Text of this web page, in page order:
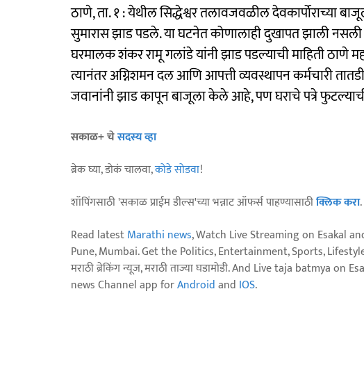
ठाणे, ता. १ : येथील सिद्धेश्वर तलावजवळील देवकार्पोराच्या
सुमारास झाड पडले. या घटनेत कोणालाही दुखापत झाली नसली
घरमालक शंकर रामू गलांडे यांनी झाड पडल्याची माहिती ठाणे
त्यानंतर अग्निशमन दल आणि आपत्ती व्यवस्थापन कर्मचारी
जवानांनी झाड कापून बाजूला केले आहे, पण घराचे पत्रे फुटल्याची
सकाळ+ चेसदस्य व्हा
ब्रेक घ्या, डोकं चालवा,कोडे सोडवा!
शॉपिंगसाठी 'सकाळ प्राईम डील्स'च्या भन्नाट ऑफर्स पाहण्यासाठीक्लिक करा.
Read latestMarathi news, Watch Live Streaming on Esakal
Pune, Mumbai. Get the Politics, Entertainment, Sports,
मराठी ब्रेकिंग न्यूज, मराठी ताज्या घडामोडी. And Live taja batmya
news Channel app forAndroidand IOS.